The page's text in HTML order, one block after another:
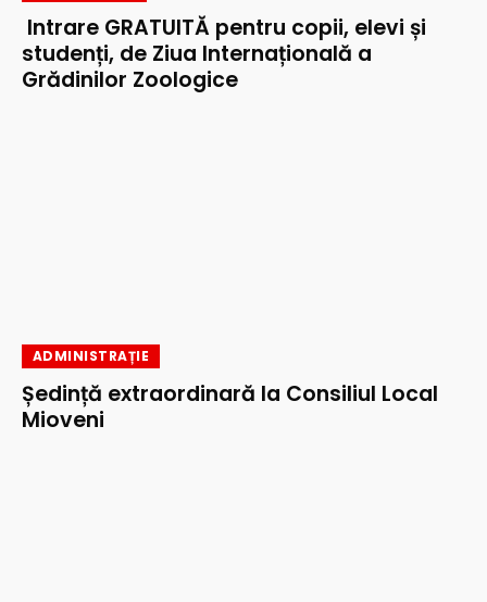
Intrare GRATUITĂ pentru copii, elevi și
studenți, de Ziua Internațională a
Grădinilor Zoologice
ADMINISTRAȚIE
Ședință extraordinară la Consiliul Local
Mioveni